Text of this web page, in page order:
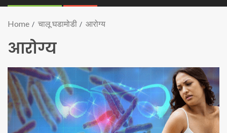
Home चालू घडामोडी आरोग्य
आरोग्य